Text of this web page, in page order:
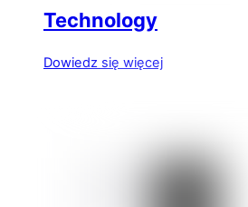
Technology
Dowiedz się więcej